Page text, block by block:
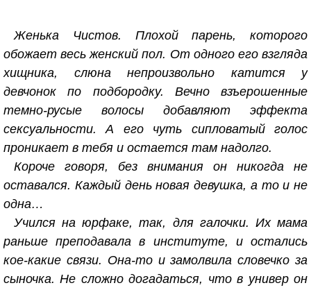
Женька Чистов. Плохой парень, которого
обожает весь женский пол. От одного его взгляда
хищника, слюна непроизвольно катится у
девчонок по подбородку. Вечно взъерошенные
темно-русые волосы добавляют эффекта
сексуальности. А его чуть сипловатый голос
проникает в тебя и остается там надолго.
Короче говоря, без внимания он никогда не
оставался. Каждый день новая девушка, а то и не
одна…
Учился на юрфаке, так, для галочки. Их мама
раньше преподавала в институте, и остались
кое-какие связи. Она-то и замолвила словечко за
сыночка. Не сложно догадаться, что в универ он